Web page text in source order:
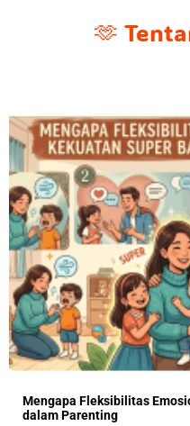
🫶
Mengapa Fleksibilitas
dalam Parenting